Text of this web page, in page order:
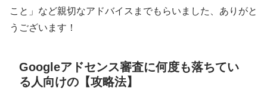
こと」など親切なアドバイスまでもらいました、ありがと
うございます！
Googleアドセンス審査に何度も落ちてい
る人向けの【攻略法】